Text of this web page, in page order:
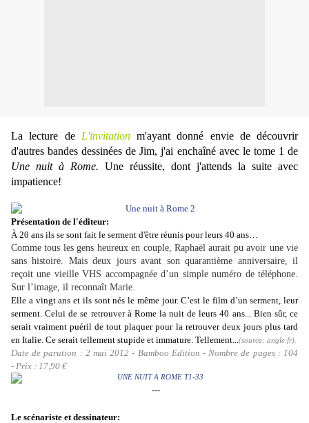
La lecture de L'invitation m'ayant donné envie de découvrir
d'autres bandes dessinées de Jim, j'ai enchaîné avec le tome 1 de
Une nuit à Rome. Une réussite, dont j'attends la suite avec
impatience!
Présentation de l'éditeur:
À 20 ans ils se sont fait le serment d'être réunis pour leurs 40 ans…
Comme tous les gens heureux en couple, Raphaël aurait pu avoir une vie
sans histoire. Mais deux jours avant son quarantième anniversaire, il
reçoit une vieille VHS accompagnée d’un simple numéro de téléphone.
Sur l’image, il reconnaît Marie.
Elle a vingt ans et ils sont nés le même jour. C’est le film d’un serment, leur
serment. Celui de se retrouver à Rome la nuit de leurs 40 ans... Bien sûr, ce
serait vraiment puéril de tout plaquer pour la retrouver deux jours plus tard
en Italie. Ce serait tellement stupide et immature. Tellement...(source: angle.fr).
Date de parution : 2 mai 2012 - Bamboo Edition - Nombre de pages : 104
- Prix : 17,90 €
---
Le scénariste et dessinateur: